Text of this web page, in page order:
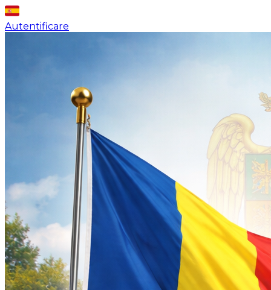
Autentificare